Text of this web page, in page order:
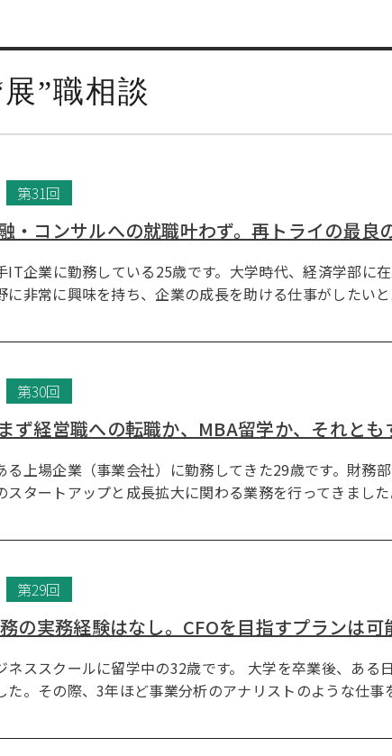
”職相談
第31回
・コンサルへの就職叶わず。再トライの最良
IT企業に勤務している25歳です。大学時代、経済学部に
に非常に興味を持ち、企業の成長を助ける仕事がしたい
第30回
ず経営職への転職か、MBA留学か、それとも
る上場企業（事業会社）に勤務してきた29歳です。財務
スタートアップと成長拡大に関わる業務を行ってきまし
第29回
の実務経験はなし。CFOを目指すプランは可
ネススクールに留学中の32歳です。 大学を卒業後、あ
た。その際、3年ほど事業分析のアナリストのような仕